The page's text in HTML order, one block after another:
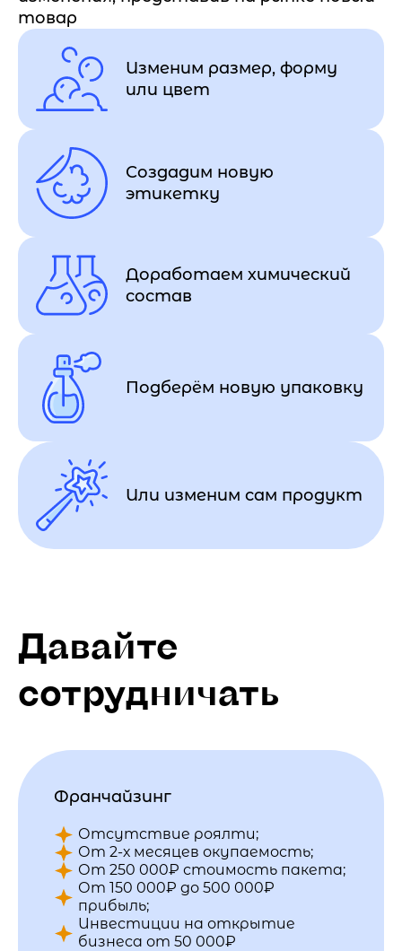
товар
Изменим размер, форму
или цвет
Создадим новую
этикетку
Доработаем химический
состав
Подберём новую упаковку
Или изменим сам продукт
Давайте
сотрудничать
Франчайзинг
Отсутствие роялти;
От 2-х месяцев окупаемость;
От 250 000₽ стоимость пакета;
От 150 000₽ до 500 000₽
прибыль;
Инвестиции на открытие
бизнеса от 50 000₽